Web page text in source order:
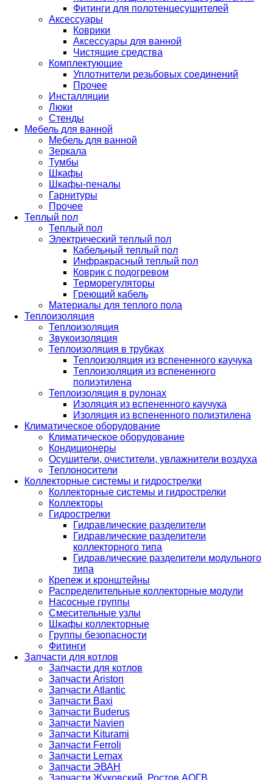
Фитинги для полотенцесушителей
Аксессуары
Коврики
Аксессуары для ванной
Чистящие средства
Комплектующие
Уплотнители резьбовых соединений
Прочее
Инсталляции
Люки
Стенды
Мебель для ванной
Мебель для ванной
Зеркала
Тумбы
Шкафы
Шкафы-пеналы
Гарнитуры
Прочее
Теплый пол
Теплый пол
Электрический теплый пол
Кабельный теплый пол
Инфракрасный теплый пол
Коврик с подогревом
Терморегуляторы
Греющий кабель
Материалы для теплого пола
Теплоизоляция
Теплоизоляция
Звукоизоляция
Теплоизоляция в трубках
Теплоизоляция из вспененного каучука
Теплоизоляция из вспененного
полиэтилена
Теплоизоляция в рулонах
Изоляция из вспененного каучука
Изоляция из вспененного полиэтилена
Климатическое оборудование
Климатическое оборудование
Кондиционеры
Осушители, очистители, увлажнители воздуха
Теплоносители
Коллекторные системы и гидрострелки
Коллекторные системы и гидрострелки
Коллекторы
Гидрострелки
Гидравлические разделители
Гидравлические разделители
коллекторного типа
Гидравлические разделители модульного
типа
Крепеж и кронштейны
Распределительные коллекторные модули
Насосные группы
Смесительные узлы
Шкафы коллекторные
Группы безопасности
Фитинги
Запчасти для котлов
Запчасти для котлов
Запчасти Ariston
Запчасти Atlantic
Запчасти Baxi
Запчасти Buderus
Запчасти Navien
Запчасти Kiturami
Запчасти Ferroli
Запчасти Lemax
Запчасти ЭВАН